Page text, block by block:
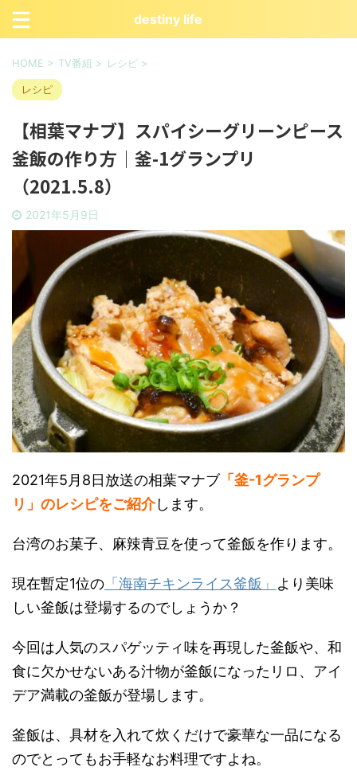
destiny life
HOME > TV番組 > レシピ >
レシピ
【相葉マナブ】スパイシーグリーンピース
釜飯の作り方｜釜-1グランプリ
（2021.5.8）
2021年5月9日
2021年5月8日放送の相葉マナブ「釜-1グランプ
リ」のレシピをご紹介します。
台湾のお菓子、麻辣青豆を使って釜飯を作ります。
現在暫定1位の 「海南チキンライス釜飯」 より美味
しい釜飯は登場するのでしょうか？
今回は人気のスパゲッティ味を再現した釜飯や、和
食に欠かせないある汁物が釜飯になったリロ、アイ
デア満載の釜飯が登場します。
釜飯は、具材を入れて炊くだけで豪華な一品になる
のでとってもお手軽なお料理ですよね。